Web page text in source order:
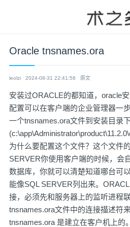
Oracle tnsnames.ora
leolzi 2024-08-31 22:41:58 原文
安装过ORACLE的都知道，oracle
配置可以在客户端的企业管理器一
一个tnsnames.ora文件到安装目录
为什么要配置这个文件？这个文件
SERVER你使用客户端的时候，会
数据库，你就可以清楚知道哪台可
能像SQL SERVER列出来。
接，必须先和服务器上的监听进程
tnsnames.ora文件中的连接描述符
tnsnames.ora 是建立在客户机上的